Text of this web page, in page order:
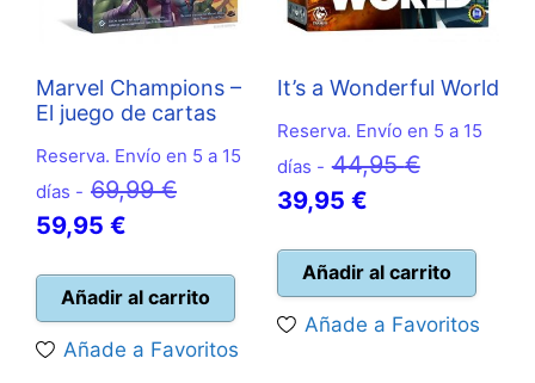
Marvel Champions –
El juego de cartas
Reserva. Envío en 5 a 15
días - 69,99€El
era:
69,99 €.
59,95 €
actual
es:
59,95 €.
Añadir al carrito
Añade a Favoritos
It’s a Wonderful World
Reserva. Envío en 5 a 15
días - 44,95€El
era:
44,95 €.
39,95 €El
actual
es:
39,95 €.
Añadir al carrito
Añade a Favoritos